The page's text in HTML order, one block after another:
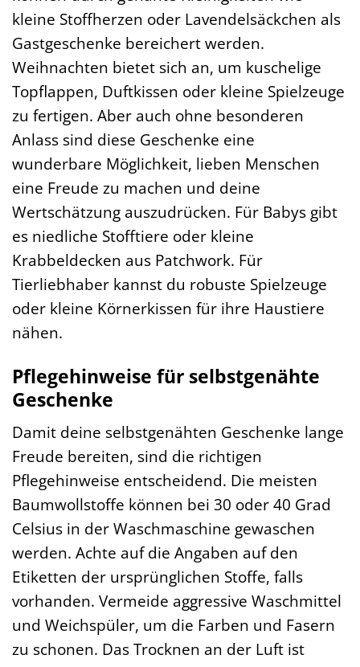
kleine Stoffherzen oder Lavendelsäckchen als
Gastgeschenke bereichert werden.
Weihnachten bietet sich an, um kuschelige
Topflappen, Duftkissen oder kleine Spielzeuge
zu fertigen. Aber auch ohne besonderen
Anlass sind diese Geschenke eine
wunderbare Möglichkeit, lieben Menschen
eine Freude zu machen und deine
Wertschätzung auszudrücken. Für Babys gibt
es niedliche Stofftiere oder kleine
Krabbeldecken aus Patchwork. Für
Tierliebhaber kannst du robuste Spielzeuge
oder kleine Körnerkissen für ihre Haustiere
nähen.
Pflegehinweise für selbstgenähte
Geschenke
Damit deine selbstgenähten Geschenke lange
Freude bereiten, sind die richtigen
Pflegehinweise entscheidend. Die meisten
Baumwollstoffe können bei 30 oder 40 Grad
Celsius in der Waschmaschine gewaschen
werden. Achte auf die Angaben auf den
Etiketten der ursprünglichen Stoffe, falls
vorhanden. Vermeide aggressive Waschmittel
und Weichspüler, um die Farben und Fasern
zu schonen. Das Trocknen an der Luft ist